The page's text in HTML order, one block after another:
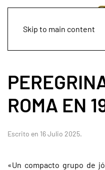
Skip to main content
ROMA EN
Escrito en 16 Julio 2025.
«Un compacto grupo de